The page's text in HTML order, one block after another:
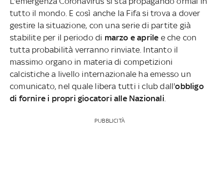
tutto il mondo. E così anche la Fifa si trova a dover
gestire la situazione, con una serie di partite già
stabilite per il periodo di marzo e aprile e che con
tutta probabilità verranno rinviate. Intanto il
massimo organo in materia di competizioni
calcistiche a livello internazionale ha emesso un
comunicato, nel quale libera tutti i club dall'obbligo
di fornire i propri giocatori alle Nazionali
PUBBLICITÀ